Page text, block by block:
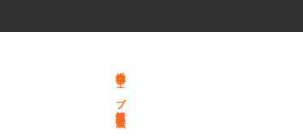
総合文学ウェブ情報誌 文学金魚